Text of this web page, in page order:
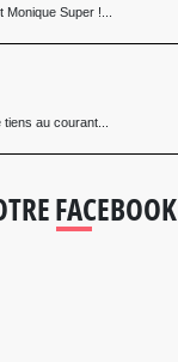
Super !...
au courant...
FACEBOOK